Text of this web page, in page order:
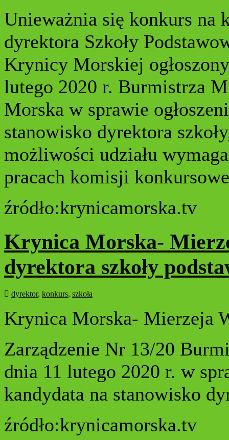
Unieważnia się konkurs na
dyrektora Szkoły
Krynicy Morskiej
lutego 2020 r. Burmistrza
Morska w sprawie
stanowisko dyrektora
możliwości udziału
pracach komisji
źródło:krynicamorska.tv
Krynica Morska-
dyrektora szkoły
dyrektor, konkurs, szkoła
Krynica Morska- Mierzeja
Zarządzenie Nr 13/20
dnia 11 lutego 2020 r. w
kandydata na stanowisko
źródło:krynicamorska.tv